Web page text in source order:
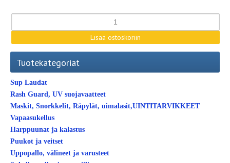
Tuotekategoriat
Sup Laudat
Rash Guard, UV suojavaatteet
Maskit, Snorkkelit, Räpylät, uimalasit,UINTITARVIKKEET
Vapaasukellus
Harppuunat ja kalastus
Puukot ja veitset
Uppopallo, välineet ja varusteet